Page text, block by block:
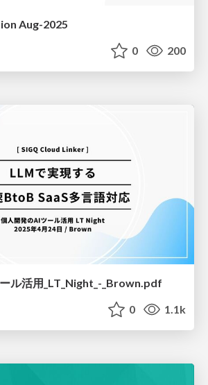
Aug-2025
0 200
ル活用_LT_Night_-_Brown.pdf
0 1.1k